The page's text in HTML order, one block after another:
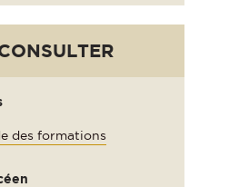
des formations